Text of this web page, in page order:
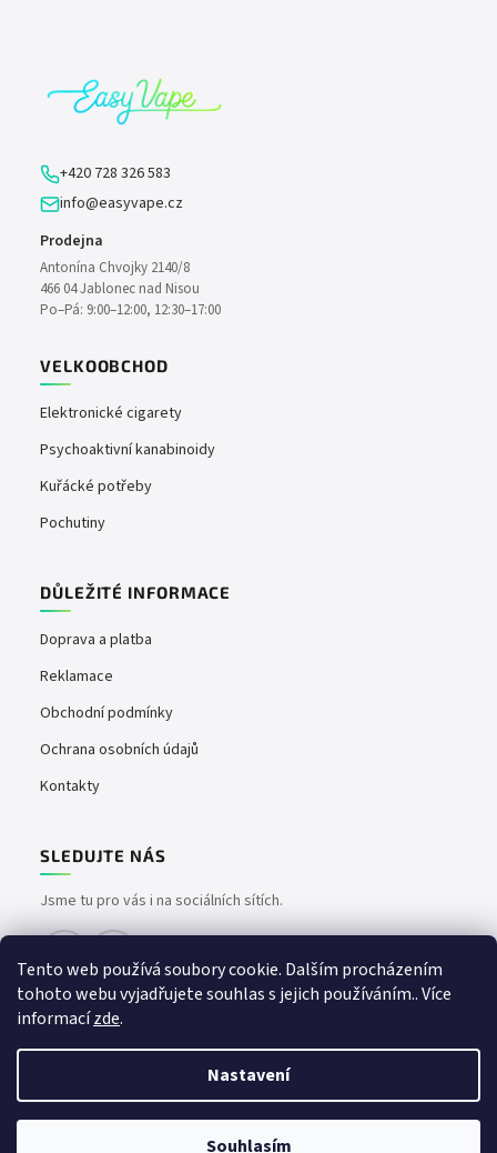
Tento web používá soubory cookie. Dalším procházením
tohoto webu vyjadřujete souhlas s jejich používáním.. Více
informacízde.
Nastavení
Souhlasím
📦 Vše skladem – doručíme bez čekání | 🚚 Doprava zdarma od 1500 Kč
+420 728 326 583
info@easyvape.cz
Prodejna
Antonína Chvojky 2140/8
466 04 Jablonec nad Nisou
Po–Pá: 9:00–12:00, 12:30–17:00
VELKOOBCHOD
Elektronické cigarety
Psychoaktivní kanabinoidy
Kuřácké potřeby
Pochutiny
DŮLEŽITÉ INFORMACE
Doprava a platba
Reklamace
Obchodní podmínky
Ochrana osobních údajů
Kontakty
SLEDUJTE NÁS
Jsme tu pro vás i na sociálních sítích.
Copyright 2026easyvape.cz. Všechna práva vyhrazena.